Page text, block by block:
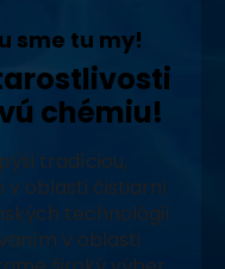
sme tu my!
chémiu!
tradíciou,
v oblasti čistiarní
technológií
v oblasti